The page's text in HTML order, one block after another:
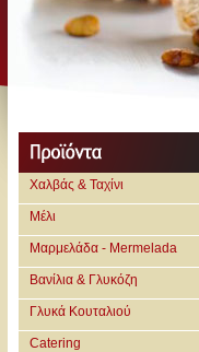
Χαλβάς & Ταχίνι
Μέλι
Μαρμελάδα - Mermelada
Βανίλια & Γλυκόζη
Γλυκά Κουταλιού
Catering